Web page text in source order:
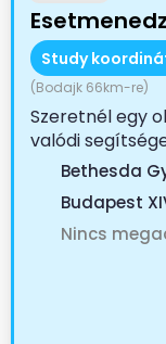
Study
(Bodajk 66km-re)
Szeretnél egy
valódi
családjaiknak?...
Bethesda
Budapest
Nincs